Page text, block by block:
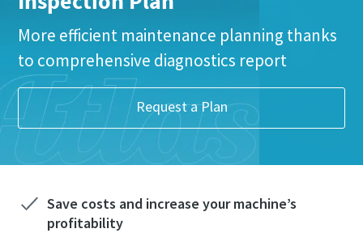
More efficient maintenance planning thanks
to comprehensive diagnostics report
Request a Plan
Save costs and increase your machine’s
profitability